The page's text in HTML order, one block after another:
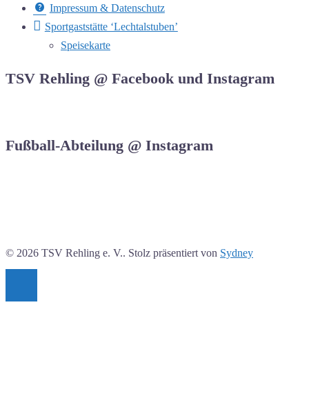
Impressum & Datenschutz
Sportgaststätte ‘Lechtalstuben’
Speisekarte
TSV Rehling @ Facebook und Instagram
Fußball-Abteilung @ Instagram
© 2026 TSV Rehling e. V.. Stolz präsentiert von Sydney